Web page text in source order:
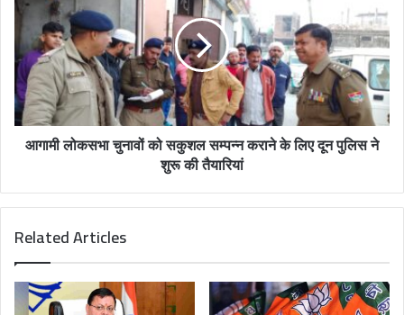
s
आगामी लोकसभा चुनावों को सकुशल सम्पन्न कराने के लिए दून पुलिस ने
शुरू की तैयारियां
Related Articles